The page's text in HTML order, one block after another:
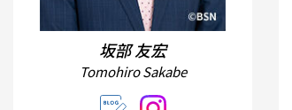
坂部 友宏
Tomohiro Sakabe